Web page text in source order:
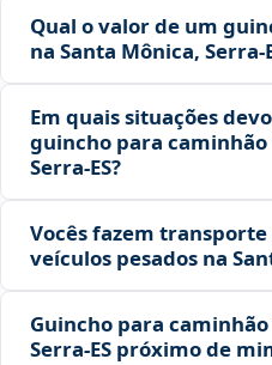
Qual o valor de um
na Santa Mônica,
Em quais situações
guincho para caminhão
Serra‑ES?
Vocês fazem
veículos pesados na
Guincho para
Serra‑ES próximo de